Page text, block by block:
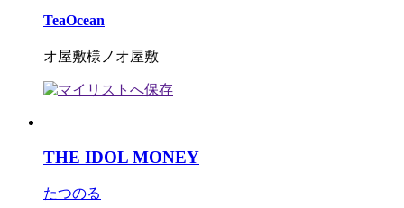
TeaOcean
オ屋敷様ノオ屋敷
THE IDOL MONEY
たつのる